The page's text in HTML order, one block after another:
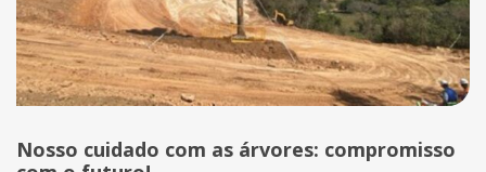
Nosso cuidado com as árvores: compromisso